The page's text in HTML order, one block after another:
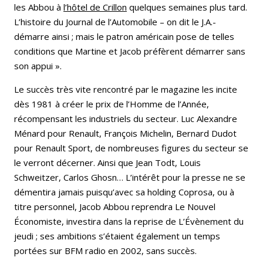
les Abbou à l’hôtel de Crillon quelques semaines plus tard.
L’histoire du Journal de l’Automobile – on dit le J.A.-
démarre ainsi ; mais le patron américain pose de telles
conditions que Martine et Jacob préfèrent démarrer sans
son appui ».
Le succès très vite rencontré par le magazine les incite
dès 1981 à créer le prix de l’Homme de l’Année,
récompensant les industriels du secteur. Luc Alexandre
Ménard pour Renault, François Michelin, Bernard Dudot
pour Renault Sport, de nombreuses figures du secteur se
le verront décerner. Ainsi que Jean Todt, Louis
Schweitzer, Carlos Ghosn… L’intérêt pour la presse ne se
démentira jamais puisqu’avec sa holding Coprosa, ou à
titre personnel, Jacob Abbou reprendra Le Nouvel
Économiste, investira dans la reprise de L’Évènement du
jeudi ; ses ambitions s’étaient également un temps
portées sur BFM radio en 2002, sans succès.